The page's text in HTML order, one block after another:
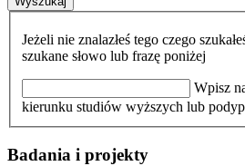
Jeżeli nie znalazłeś tego czego
szukane słowo lub frazę poniżej
Wpisz
kierunku studiów wyższych lub
Badania i projekty